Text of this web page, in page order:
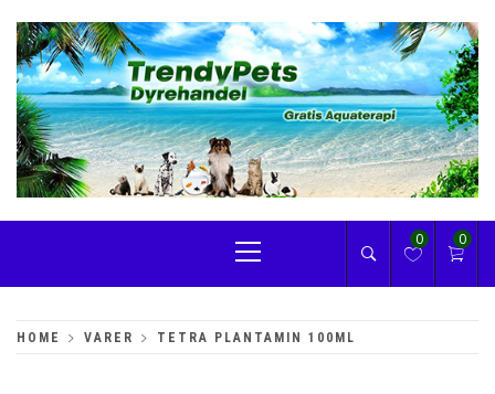
content
TRENDYPETS
Menu
0 0
HOME VARER TETRA PLANTAMIN 100ML